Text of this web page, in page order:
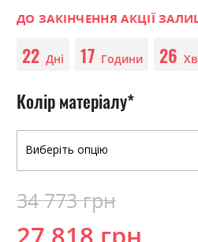
of
images
gallery
ДО ЗАКІНЧЕННЯ АКЦІЇ
22 Дні 17 Години 26
Колір матеріалу
27 818 грн
34 773 грн